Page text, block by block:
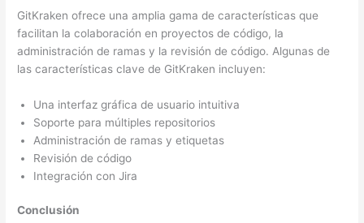
GitKraken ofrece una amplia gama de características que
facilitan la colaboración en proyectos de código, la
administración de ramas y la revisión de código. Algunas de
las características clave de GitKraken incluyen:
Una interfaz gráfica de usuario intuitiva
Soporte para múltiples repositorios
Administración de ramas y etiquetas
Revisión de código
Integración con Jira
Conclusión